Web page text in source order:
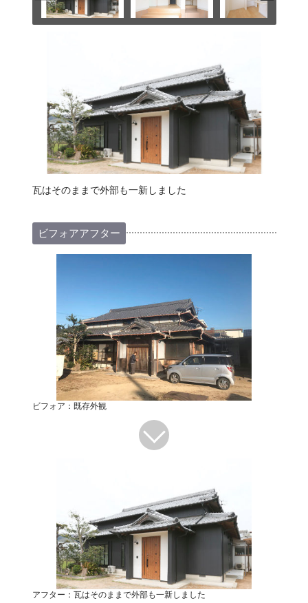
瓦はそのままで外部も一新しました
ビフォアアフター
ビフォア：既存外観
アフター：瓦はそのままで外部も一新しました